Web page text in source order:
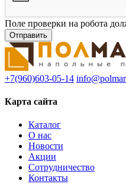
Поле проверки на робота
+7(960)603-05-14
Карта сайта
Каталог
О нас
Новости
Акции
Сотрудничество
Контакты